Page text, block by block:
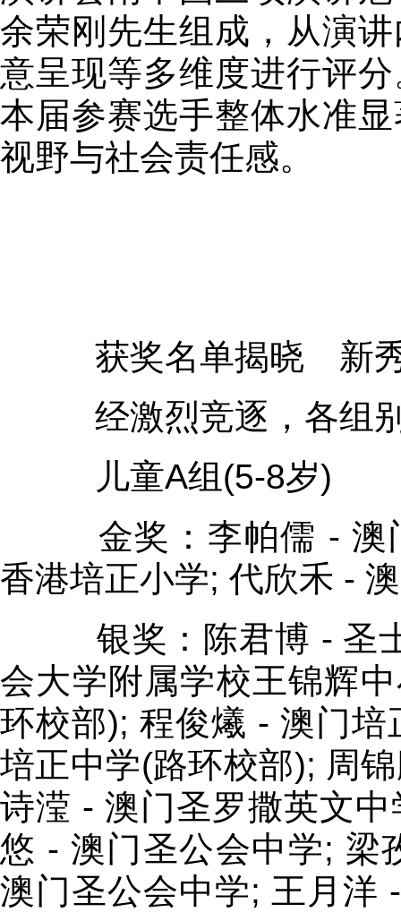
余荣刚先生组成，从演
意呈现等多维度进行评
本届参赛选手整体水准
视野与社会责任感。
获奖名单揭晓 新秀
经激烈竞逐，各组别
儿童A组(5-8岁)
金奖：李帕儒 - 澳
香港培正小学; 代欣禾 -
银奖：陈君博 - 圣士
会大学附属学校王锦辉
环校部); 程俊爔 - 澳门
培正中学(路环校部); 周
诗滢 - 澳门圣罗撒英文
悠 - 澳门圣公会中学; 梁
澳门圣公会中学; 王月洋